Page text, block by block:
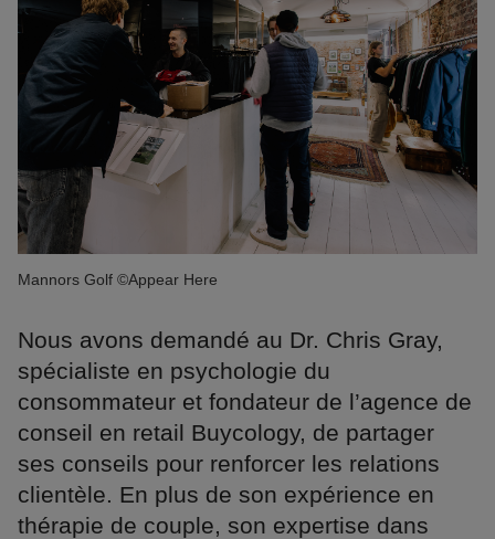
Mannors Golf ©Appear Here
Nous avons demandé au Dr. Chris Gray,
spécialiste en psychologie du
consommateur et fondateur de l’agence de
conseil en retail Buycology, de partager
ses conseils pour renforcer les relations
clientèle. En plus de son expérience en
thérapie de couple, son expertise dans